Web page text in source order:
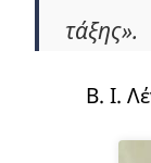
τάξης».
Β. Ι.